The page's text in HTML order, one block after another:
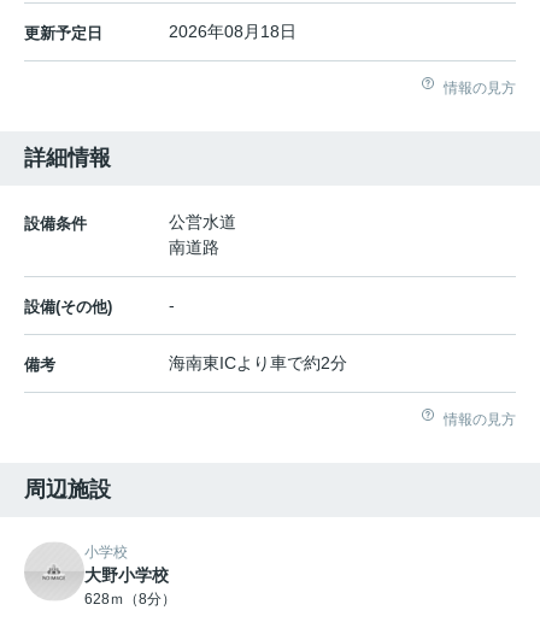
更新予定日 2026年08月18日
情報の見方
詳細情報
設備条件
公営水道
南道路
設備(その他) -
備考 海南東ICより車で約2分
情報の見方
周辺施設
小学校
大野小学校
628ｍ（8分）